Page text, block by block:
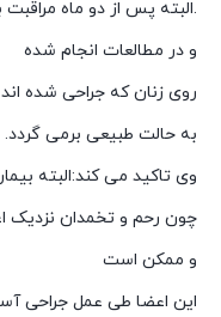
.البته پس از دو ماه
و در مطالعات انجام شده
روی زنان که جراحی شده
به حالت طبیعی برمی گردد.
وی تاکید می کند:البته
چون رحم و تخمدان نزدیک
و ممکن است
این اعضا طی عمل جراحی